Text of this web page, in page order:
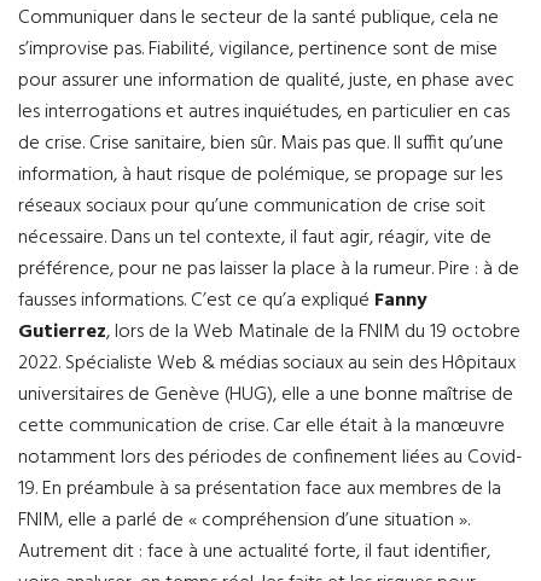
Communiquer dans le secteur de la santé publique, cela ne
s’improvise pas. Fiabilité, vigilance, pertinence sont de mise
pour assurer une information de qualité, juste, en phase avec
les interrogations et autres inquiétudes, en particulier en cas
de crise. Crise sanitaire, bien sûr. Mais pas que. Il suffit qu’une
information, à haut risque de polémique, se propage sur les
réseaux sociaux pour qu’une communication de crise soit
nécessaire. Dans un tel contexte, il faut agir, réagir, vite de
préférence, pour ne pas laisser la place à la rumeur. Pire : à de
fausses informations. C’est ce qu’a expliqué Fanny
Gutierrez, lors de la Web Matinale de la FNIM du 19 octobre
2022. Spécialiste Web & médias sociaux au sein des Hôpitaux
universitaires de Genève (HUG), elle a une bonne maîtrise de
cette communication de crise. Car elle était à la manœuvre
notamment lors des périodes de confinement liées au Covid-
19. En préambule à sa présentation face aux membres de la
FNIM, elle a parlé de « compréhension d’une situation ».
Autrement dit : face à une actualité forte, il faut identifier,